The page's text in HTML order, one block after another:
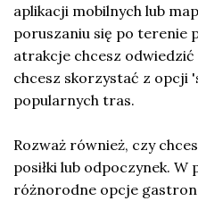
aplikacji mobilnych lub
poruszaniu się po terenie
atrakcje chcesz
chcesz skorzystać z opcji
popularnych tras.
Rozważ również, czy
posiłki lub odpoczynek. W
różnorodne opcje